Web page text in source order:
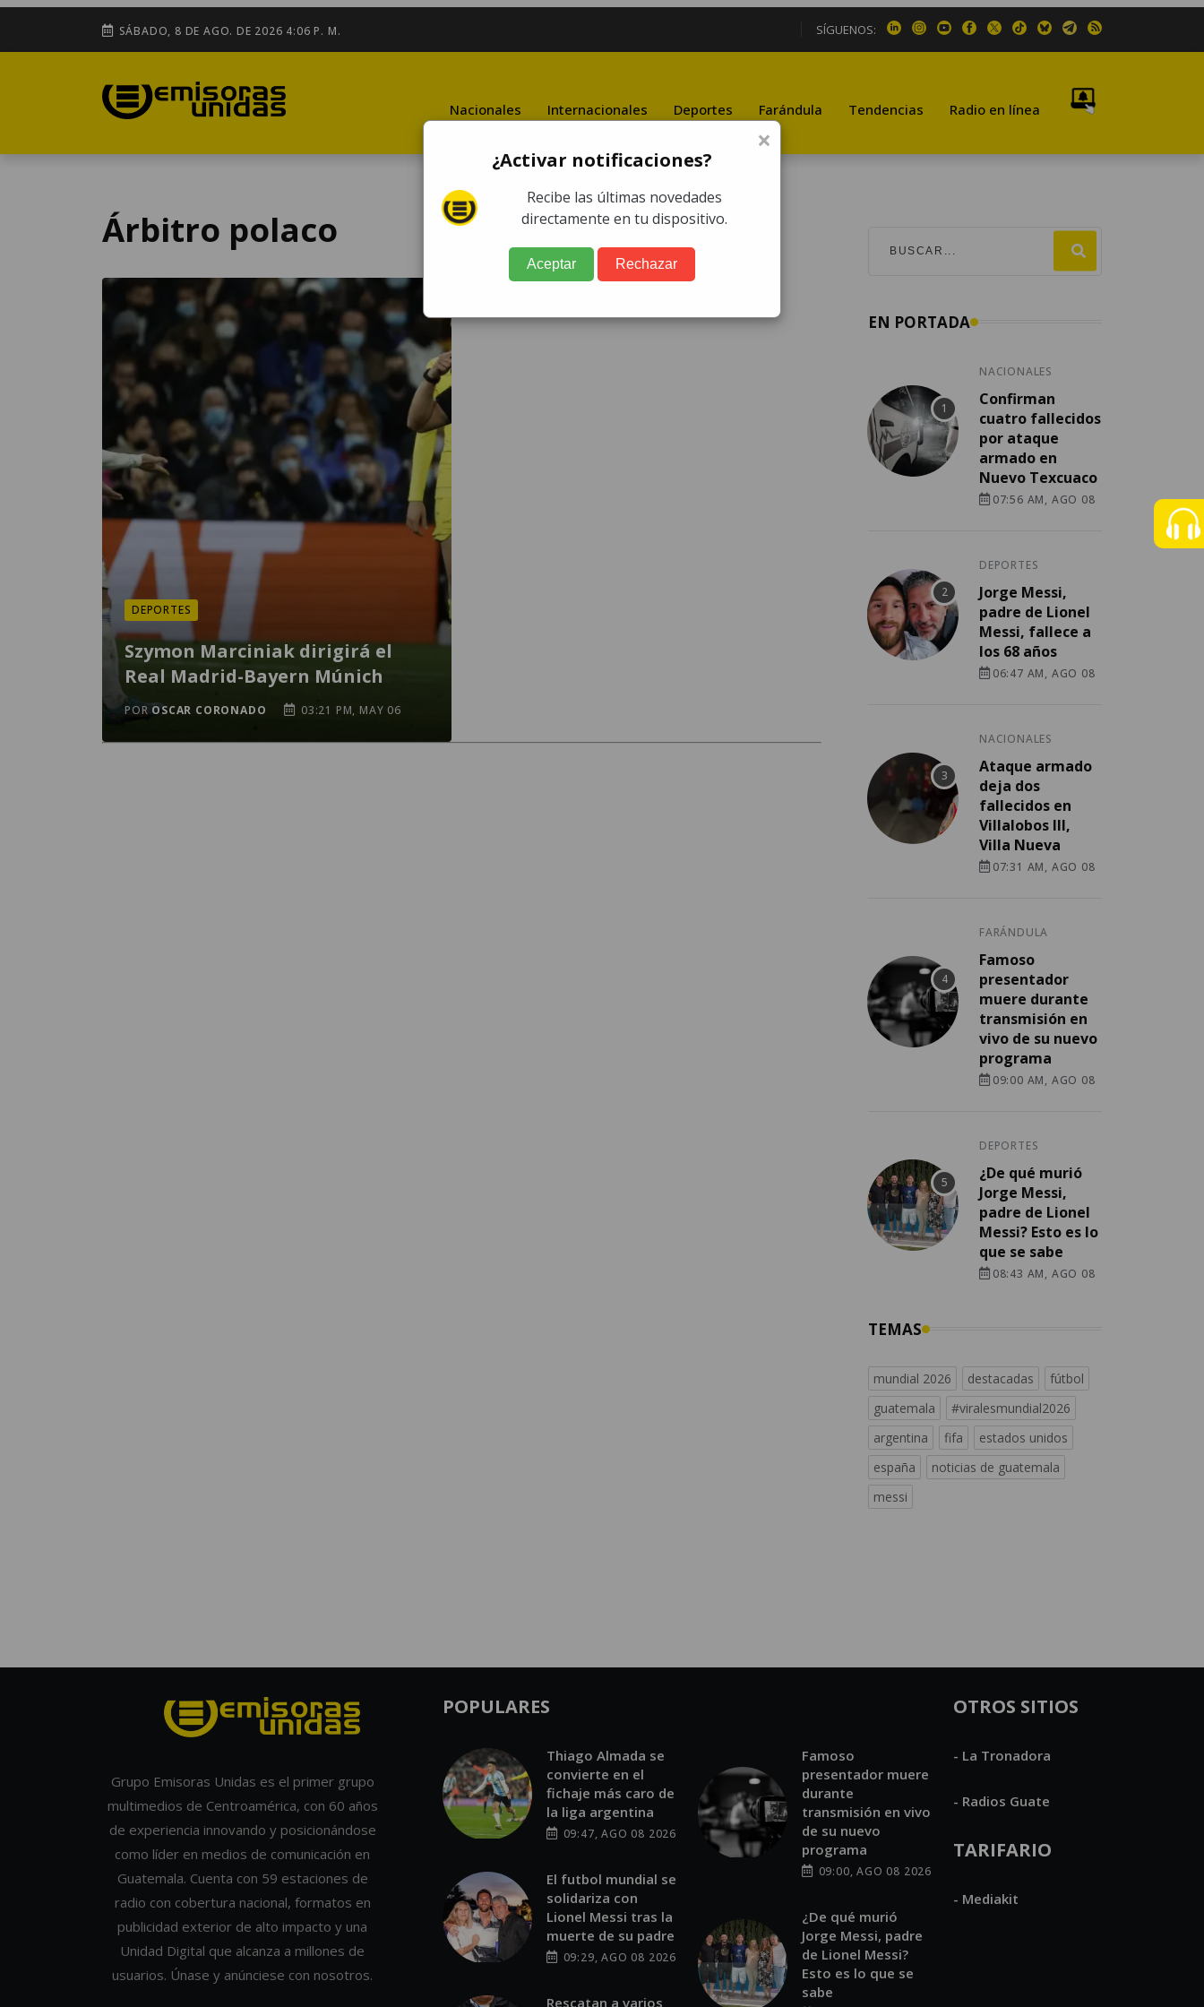
SÁBADO, 8 DE AGO. DE 2026 4:06 P. M. SÍGUENOS:
Nacionales Internacionales Deportes Farándula Tendencias Radio en línea
Árbitro polaco
DEPORTES
Szymon Marciniak dirigirá el
Real Madrid-Bayern Múnich
POR OSCAR CORONADO 03:21 PM, MAY 06
EN PORTADA
NACIONALES
Confirman
cuatro fallecidos
por ataque
armado en
Nuevo Texcuaco
07:56 AM, AGO 08
DEPORTES
Jorge Messi,
padre de Lionel
Messi, fallece a
los 68 años
06:47 AM, AGO 08
NACIONALES
Ataque armado
deja dos
fallecidos en
Villalobos III,
Villa Nueva
07:31 AM, AGO 08
FARÁNDULA
Famoso
presentador
muere durante
transmisión en
vivo de su nuevo
programa
09:00 AM, AGO 08
DEPORTES
¿De qué murió
Jorge Messi,
padre de Lionel
Messi? Esto es lo
que se sabe
08:43 AM, AGO 08
TEMAS
mundial 2026 destacadas
fútbol
guatemala
#viralesmundial2026
argentina
fifa
estados unidos
españa
noticias de guatemala
messi
Grupo Emisoras Unidas es el primer grupo
multimedios de Centroamérica, con 60 años
de experiencia innovando y posicionándose
como líder en medios de comunicación en
Guatemala. Cuenta con 59 estaciones de
radio con cobertura nacional, formatos en
publicidad exterior de alto impacto y una
Unidad Digital que alcanza a millones de
usuarios. Únase y anúnciese con nosotros.
POPULARES
Thiago Almada se
convierte en el
fichaje más caro de
la liga argentina
09:47, AGO 08 2026
El futbol mundial se
solidariza con
Lionel Messi tras la
muerte de su padre
09:29, AGO 08 2026
Rescatan a varios
Famoso
presentador muere
durante
transmisión en vivo
de su nuevo
programa
09:00, AGO 08 2026
¿De qué murió
Jorge Messi, padre
de Lionel Messi?
Esto es lo que se
sabe
OTROS SITIOS
- La Tronadora
- Radios Guate
TARIFARIO
- Mediakit
×
¿Activar notificaciones?
Recibe las últimas novedades
directamente en tu dispositivo.
Aceptar Rechazar